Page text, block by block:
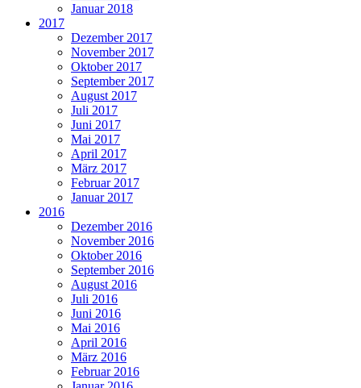
Januar 2018
2017
Dezember 2017
November 2017
Oktober 2017
September 2017
August 2017
Juli 2017
Juni 2017
Mai 2017
April 2017
März 2017
Februar 2017
Januar 2017
2016
Dezember 2016
November 2016
Oktober 2016
September 2016
August 2016
Juli 2016
Juni 2016
Mai 2016
April 2016
März 2016
Februar 2016